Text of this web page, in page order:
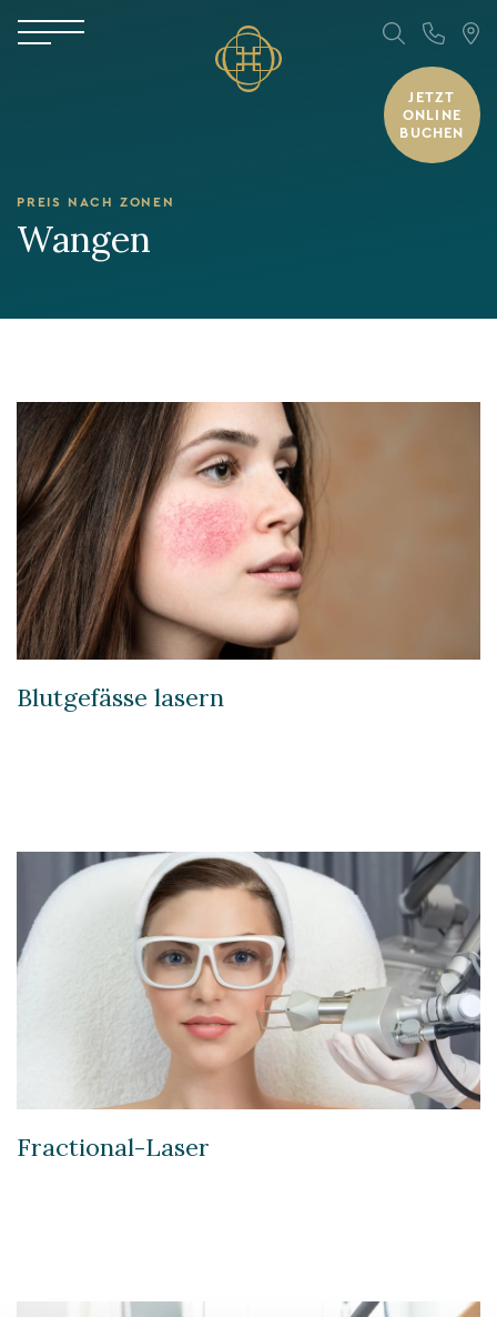
JETZT
ONLINE
BUCHEN
PREIS NACH ZONEN
Wangen
Blutgefässe lasern
Fractional-Laser